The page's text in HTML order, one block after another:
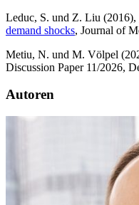
Leduc, S. und Z. Liu (2016),
demand shocks, Journal of
Metiu, N. und M. Völpel
Discussion Paper11/2026,
Autoren